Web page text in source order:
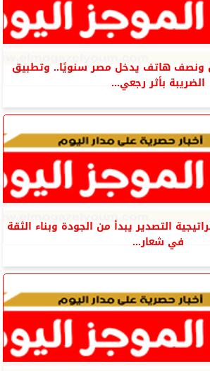
ونصف هاتف يدخل مصر سنويًا.. وتطبيق
الضريبة بأثر رجعي...
التصدير يبدأ من الجودة وبناء الثقة
في شعار...